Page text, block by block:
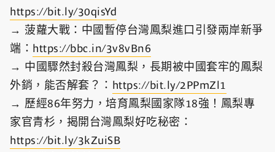
https://bit.ly/30qisYd​
→ 菠蘿大戰：中國暫停台灣鳳梨進口引發兩岸新爭
端： https://bbc.in/3v8vBn6
→ 中國驟然封殺台灣鳳梨，長期被中國套牢的鳳梨
外銷，能否解套？： https://bit.ly/2PPmZl1​
→ 歷經86年努力，培育鳳梨國家隊18強！鳳梨專
家官青杉，揭開台灣鳳梨好吃秘密：
https://bit.ly/3kZuiSB​